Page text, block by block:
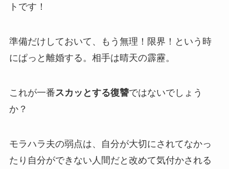
トです！
準備だけしておいて、もう無理！限界！という時
にぱっと離婚する。相手は晴天の霹靂。
これが一番スカッとする復讐ではないでしょう
か？
モラハラ夫の弱点は、自分が大切にされてなかっ
たり自分ができない人間だと改めて気付かされる